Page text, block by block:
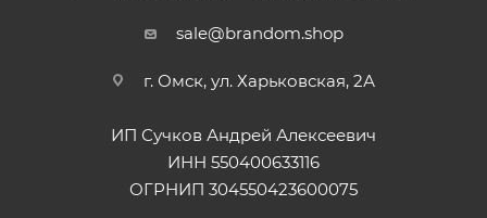
sale@brandom.shop
г. Омск, ул. Харьковская, 2А
ИП Сучков Андрей Алексеевич
ИНН 550400633116
ОГРНИП 304550423600075